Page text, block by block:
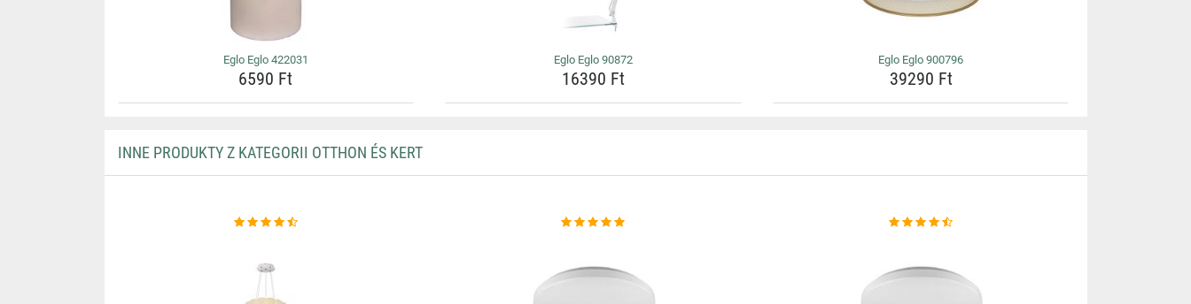
Eglo Eglo 422031
6590 Ft
Eglo Eglo 90872
16390 Ft
Eglo Eglo 900796
39290 Ft
INNE PRODUKTY Z KATEGORII OTTHON ÉS KERT